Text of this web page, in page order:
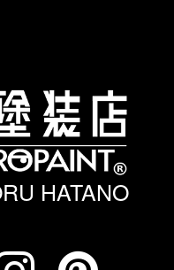
HATANO